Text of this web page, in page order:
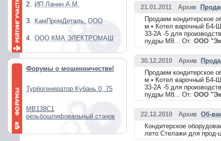
2. ИП Ланин А.М.
3. КамПромДеталь, ООО
4. ООО КМА ЭЛЕКТРОМАШ
Форумы о мошенничестве!
Турбогенератор Кубань 0, 75
МВ138С1
резьбошлифовальный станок
21.01.2011 Архив
Продаем кондитерское
м • Котел варочный Б4-
33-2А -5 для
пудры М8... От: ООО
30.12.2010 Архив
Продаем кондитерское
м • Котел варочный Б4-
33-2А -5 для
пудры М8... От: ООО
22.12.2010 Архив Об-
Кондитерское
лето Стелажи для прод-